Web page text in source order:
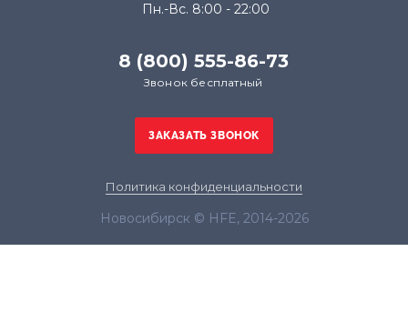
Пн.-Вс. 8:00 - 22:00
8 (800) 555-86-73
Звонок бесплатный
Политика конфиденциальности
Новосибирск © HFE, 2014-2026